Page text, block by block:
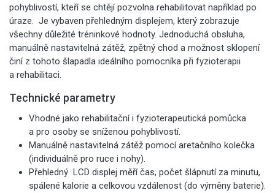
pohyblivostí, kteří se chtějí pozvolna rehabilitovat například po
úraze. Je vybaven přehledným displejem, který zobrazuje
všechny důležité tréninkové hodnoty. Jednoduchá obsluha,
manuálně nastavitelná zátěž, zpětný chod a možnost sklopení
činí z tohoto šlapadla ideálního pomocníka při fyzioterapii
a rehabilitaci.
Technické parametry
Vhodné jako rehabilitační i fyzioterapeutická pomůcka
a pro osoby se sníženou pohyblivostí.
Manuálně nastavitelná zátěž pomocí aretačního kolečka
(individuálně pro ruce i nohy).
Přehledný LCD displej měří čas, počet šlápnutí za minutu,
spálené kalorie a celkovou vzdálenost (do výměny baterie).